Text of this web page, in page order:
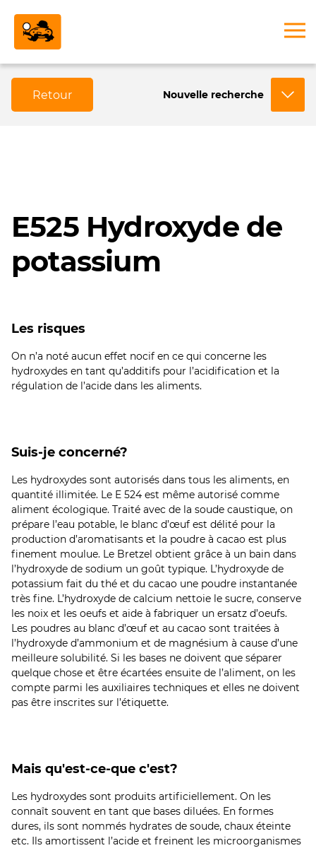
Retour Nouvelle recherche
E525 Hydroxyde de
potassium
Les risques
On n’a noté aucun effet nocif en ce qui concerne les
hydroxydes en tant qu’additifs pour l’acidification et la
régulation de l’acide dans les aliments.
Suis-je concerné?
Les hydroxydes sont autorisés dans tous les aliments, en
quantité illimitée. Le E 524 est même autorisé comme
aliment écologique. Traité avec de la soude caustique, on
prépare l’eau potable, le blanc d’œuf est délité pour la
production d’aromatisants et la poudre à cacao est plus
finement moulue. Le Bretzel obtient grâce à un bain dans
l’hydroxyde de sodium un goût typique. L’hydroxyde de
potassium fait du thé et du cacao une poudre instantanée
très fine. L’hydroxyde de calcium nettoie le sucre, conserve
les noix et les oeufs et aide à fabriquer un ersatz d’oeufs.
Les poudres au blanc d’œuf et au cacao sont traitées à
l’hydroxyde d’ammonium et de magnésium à cause d’une
meilleure solubilité. Si les bases ne doivent que séparer
quelque chose et être écartées ensuite de l’aliment, on les
compte parmi les auxiliaires techniques et elles ne doivent
pas être inscrites sur l’étiquette.
Mais qu'est-ce-que c'est?
Les hydroxydes sont produits artificiellement. On les
connaît souvent en tant que bases diluées. En formes
dures, ils sont nommés hydrates de soude, chaux éteinte
etc. Ils amortissent l’acide et freinent les microorganismes